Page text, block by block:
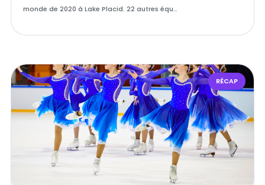
monde de 2020 à Lake Placid. 22 autres équ…
RÉCAP